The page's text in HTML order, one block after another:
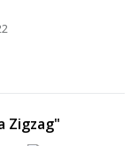
Zigzag"